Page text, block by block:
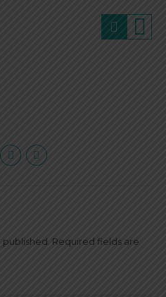
Required fields are